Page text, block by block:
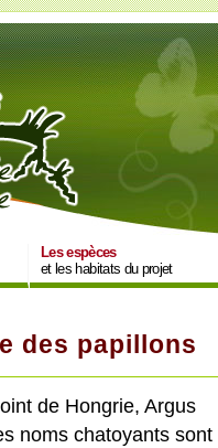
Les espèces
et les habitats du projet
des papillons
de Hongrie, Argus
noms chatoyants sont